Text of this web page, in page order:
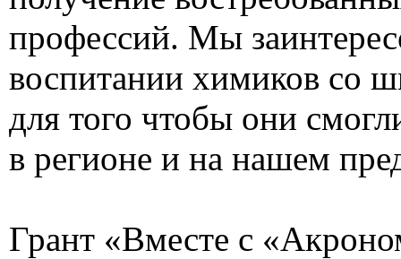
профессий. Мы
воспитании химиков со
для того чтобы они
в регионе и на нашем
Грант «Вместе с